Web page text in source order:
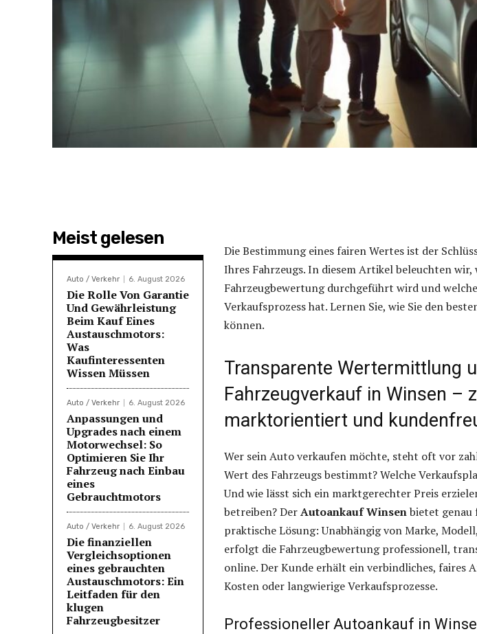
Meist gelesen
Auto / Verkehr 6. August 2026
Die Rolle Von Garantie
Und Gewährleistung
Beim Kauf Eines
Austauschmotors:
Was
Kaufinteressenten
Wissen Müssen
Auto / Verkehr 6. August 2026
Anpassungen und
Upgrades nach einem
Motorwechsel: So
Optimieren Sie Ihr
Fahrzeug nach Einbau
eines
Gebrauchtmotors
Auto / Verkehr 6. August 2026
Die finanziellen
Vergleichsoptionen
eines gebrauchten
Austauschmotors: Ein
Leitfaden für den
klugen
Fahrzeugbesitzer
Die Bestimmung eines fairen Wertes ist der
Ihres Fahrzeugs. In diesem Artikel beleuchten
Fahrzeugbewertung durchgeführt wird und
Verkaufsprozess hat. Lernen Sie, wie Sie den
können.
Transparente Wertermittlung
Fahrzeugverkauf in Winsen –
marktorientiert und
Wer sein Auto verkaufen möchte, steht oft vor
Wert des Fahrzeugs bestimmt? Welche
Und wie lässt sich ein marktgerechter Preis
betreiben? DerAutoankauf Winsenbietet genau
praktische Lösung: Unabhängig von Marke,
erfolgt die Fahrzeugbewertung professionell,
online. Der Kunde erhält ein verbindliches, faires
Kosten oder langwierige Verkaufsprozesse.
Professioneller Autoankauf in